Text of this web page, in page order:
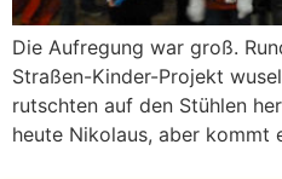
Die Aufregung war groß.
Straßen-Kinder-Projekt
rutschten auf den Stühlen
heute Nikolaus, aber kommt